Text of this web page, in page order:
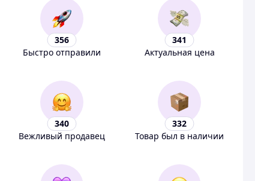
356
Быстро отправили
341
Актуальная цена
340
Вежливый продавец
332
Товар был в наличии